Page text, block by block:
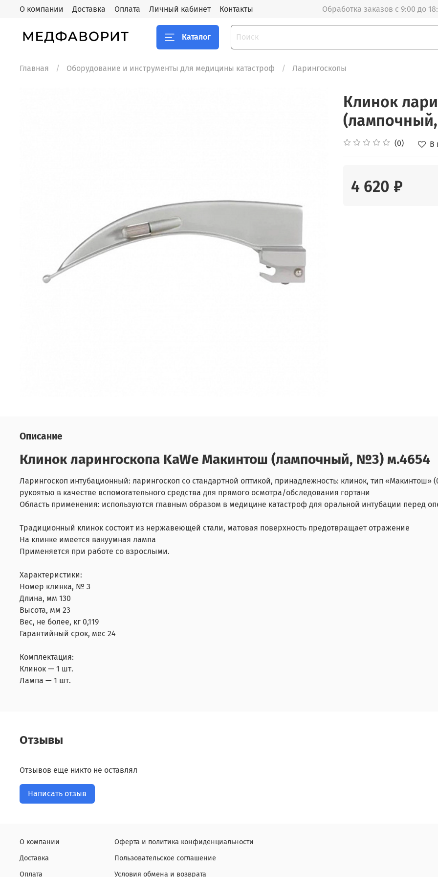
О компании Доставка Оплата Личный кабинет Контакты Обработка заказов с 9:00 до
Каталог
Главная Оборудование и инструменты для медицины катастроф Ларингоскопы
Клинок
(0) В
4 620 ₽
Описание
Клинок ларингоскопа KaWe Макинтош (лампочный, №3) м.4654
Ларингоскоп интубационный: ларингоскоп со стандартной оптикой, принадлежность: клинок, тип «Макинтош»
рукоятью в качестве вспомогательного средства для прямого осмотра/обследования гортани
Область применения: используются главным образом в медицине катастроф для оральной интубации перед
Традиционный клинок состоит из нержавеющей стали, матовая поверхность предотвращает отражение
На клинке имеется вакуумная лампа
Применяется при работе со взрослыми.
Характеристики:
Номер клинка, № 3
Длина, мм 130
Высота, мм 23
Вес, не более, кг 0,119
Гарантийный срок, мес 24
Комплектация:
Клинок — 1 шт.
Лампа — 1 шт.
Отзывы
Отзывов еще никто не оставлял
Написать отзыв
О компании
Доставка
Оплата
Оферта и политика конфиденциальности
Пользовательское соглашение
Условия обмена и возврата